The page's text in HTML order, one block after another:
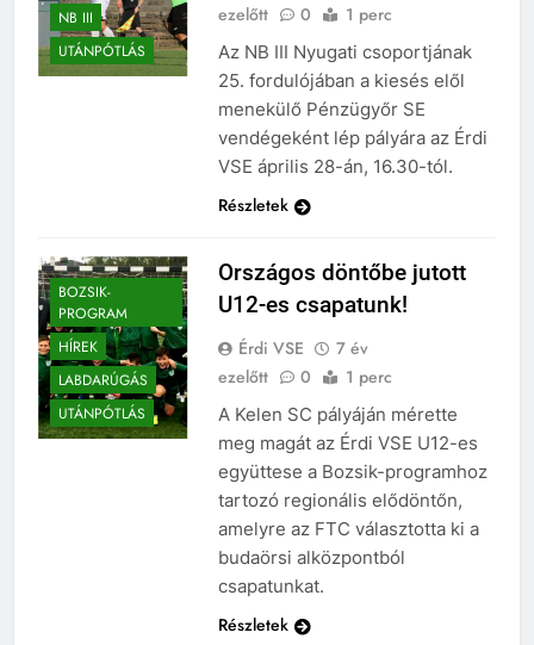
NB III
UTÁNPÓTLÁS
ezelőtt
0 1 perc
Az NB III Nyugati csoportjának
25. fordulójában a kiesés elől
menekülő Pénzügyőr SE
vendégeként lép pályára az Érdi
VSE április 28-án, 16.30-tól.
Részletek
BOZSIK-
PROGRAM
HÍREK
LABDARÚGÁS
UTÁNPÓTLÁS
Országos döntőbe jutott
U12-es csapatunk!
Érdi VSE
7 év
ezelőtt
0 1 perc
A Kelen SC pályáján mérette
meg magát az Érdi VSE U12-es
együttese a Bozsik-programhoz
tartozó regionális elődöntőn,
amelyre az FTC választotta ki a
budaörsi alközpontból
csapatunkat.
Részletek